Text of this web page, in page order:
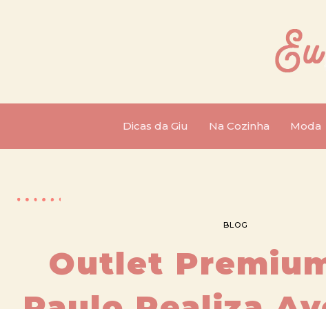
Dicas da Giu Na Cozinha Moda
BLOG
Outlet